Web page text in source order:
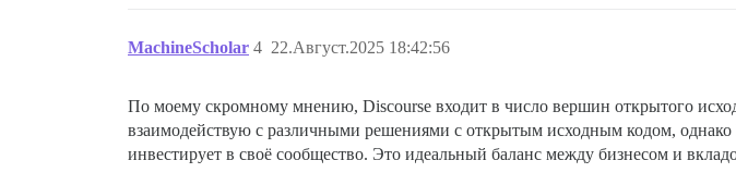
MachineScholar 22.Август.2025 18:42:56
4
По моему скромному мнению, Discourse входит в число вершин открытого
взаимодействую с различными решениями с открытым исходным кодом, однако
инвестирует в своё сообщество. Это идеальный баланс между бизнесом и